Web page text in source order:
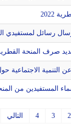
2022
رسائل لمستفيدي المنحة
صرف المنحة القطرية
التنمية الاجتماعية
المستفيدين من
2
3
4 التالي